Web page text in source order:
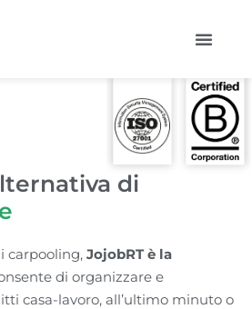
di
e
carpooling, JojobRT è la
di organizzare e
casa-lavoro, all’ultimo minuto o